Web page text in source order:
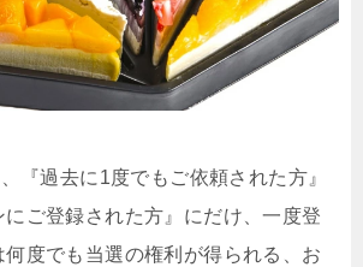
『過去に1度でもご依頼された方』
ご登録された方』にだけ、一度登
度でも当選の権利が得られる、お